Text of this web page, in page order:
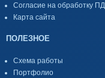
Согласие на обработку ПД
Карта сайта
ПОЛЕЗНОЕ
Схема работы
Портфолио